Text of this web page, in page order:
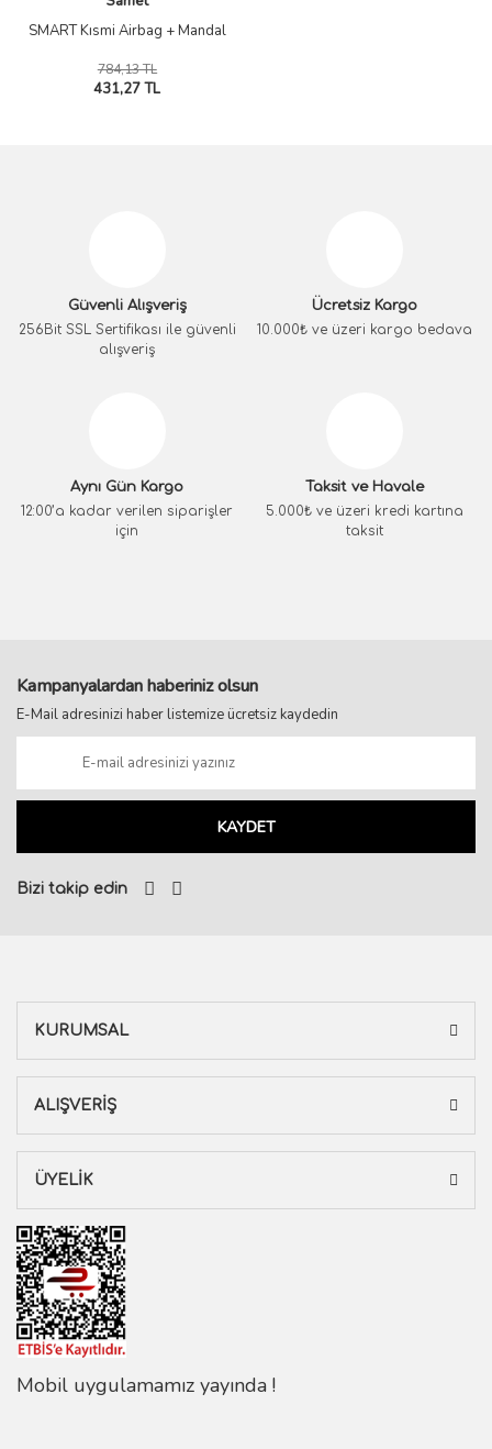
SMART Kısmi Airbag + Mandal
784,13 TL
431,27 TL
Güvenli Alışveriş
256Bit SSL Sertifikası ile güvenli
alışveriş
Ücretsiz Kargo
10.000₺ ve üzeri kargo bedava
Aynı Gün Kargo
12:00’a kadar verilen siparişler
için
Taksit ve Havale
5.000₺ ve üzeri kredi kartına
taksit
Kampanyalardan haberiniz olsun
E-Mail adresinizi haber listemize ücretsiz kaydedin
KAYDET
Bizi takip edin
KURUMSAL
ALIŞVERİŞ
ÜYELİK
Mobil uygulamamız yayında !